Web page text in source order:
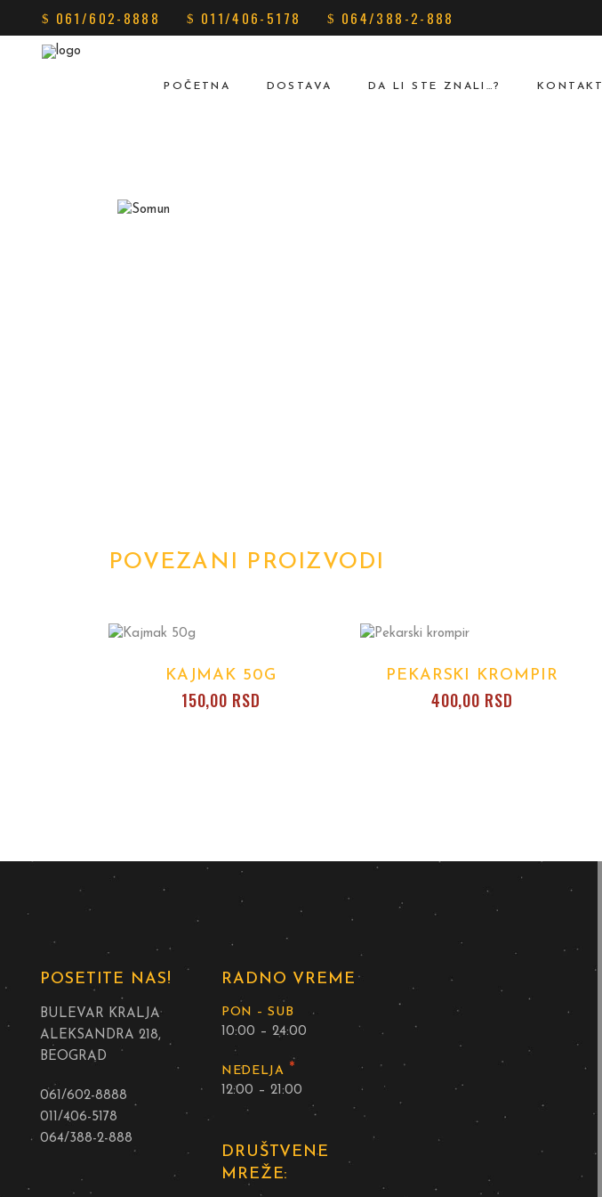
061/602-8888 011/406-5178 064/388-2-888
POČETNA DOSTAVA DA LI STE ZNALI…? KONTAKT
POVEZANI PROIZVODI
KAJMAK 50G
150,00 RSD
PEKARSKI KROMPIR
400,00 RSD
POSETITE NAS!
BULEVAR KRALJA
ALEKSANDRA 218,
BEOGRAD
061/602-8888
011/406-5178
064/388-2-888
RADNO VREME
PON – SUB
10:00 – 24:00
NEDELJA *
12:00 – 21:00
DRUŠTVENE
MREŽE: